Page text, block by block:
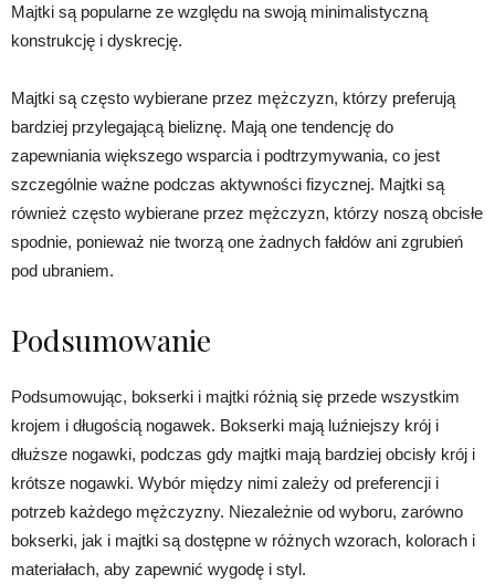
Majtki są popularne ze względu na swoją minimalistyczną
konstrukcję i dyskrecję.
Majtki są często wybierane przez mężczyzn, którzy preferują
bardziej przylegającą bieliznę. Mają one tendencję do
zapewniania większego wsparcia i podtrzymywania, co jest
szczególnie ważne podczas aktywności fizycznej. Majtki są
również często wybierane przez mężczyzn, którzy noszą obcisłe
spodnie, ponieważ nie tworzą one żadnych fałdów ani zgrubień
pod ubraniem.
Podsumowanie
Podsumowując, bokserki i majtki różnią się przede wszystkim
krojem i długością nogawek. Bokserki mają luźniejszy krój i
dłuższe nogawki, podczas gdy majtki mają bardziej obcisły krój i
krótsze nogawki. Wybór między nimi zależy od preferencji i
potrzeb każdego mężczyzny. Niezależnie od wyboru, zarówno
bokserki, jak i majtki są dostępne w różnych wzorach, kolorach i
materiałach, aby zapewnić wygodę i styl.